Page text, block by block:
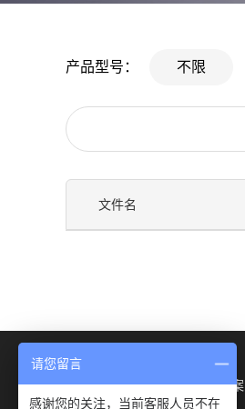
产品型号： 不限
文件名
关于我们 行业方案
请您留言
感谢您的关注，当前客服人员不在